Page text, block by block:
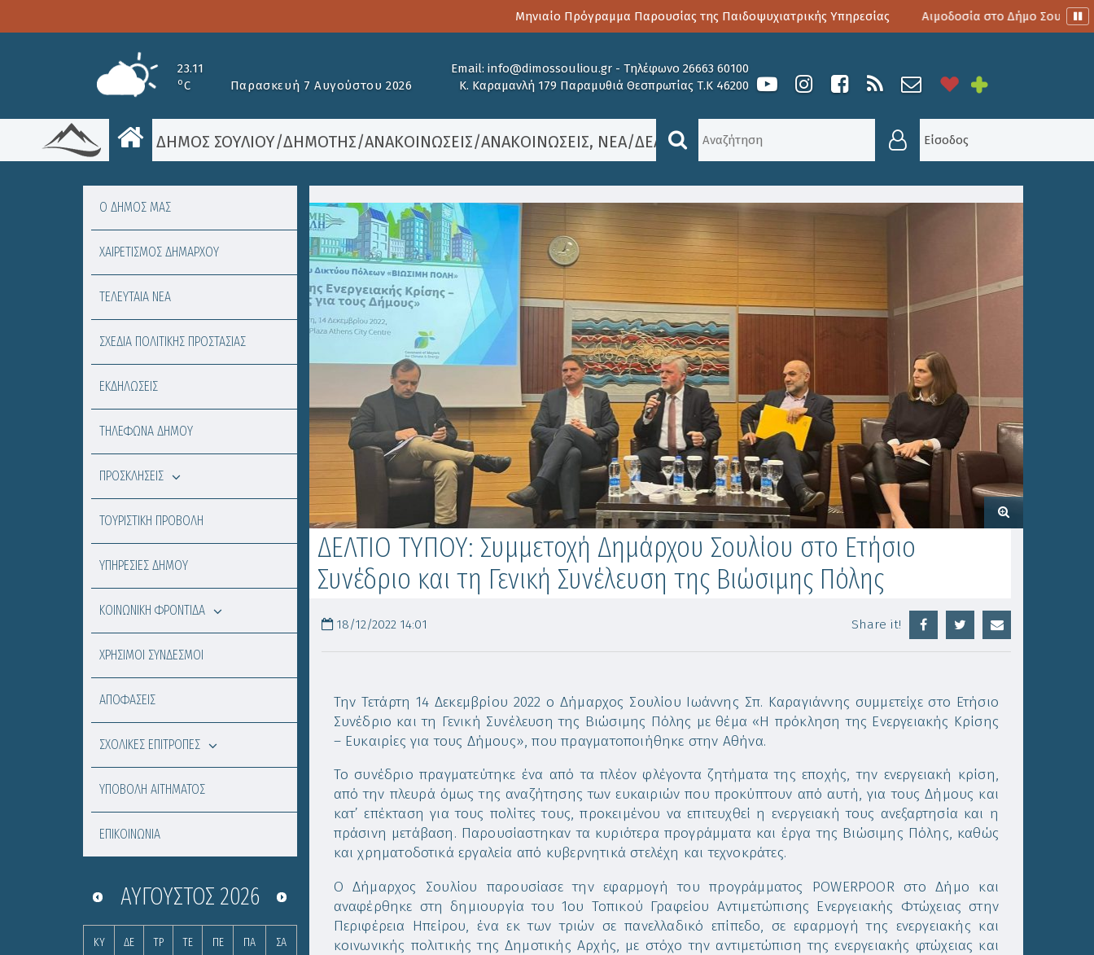
Μηνιαίο Πρόγραμμα Παρουσίας της Παιδοψυχιατρικής Υπηρεσίας Αιμοδοσία στο Δήμο Σουλίου
23.11
oC Παρασκευή 7 Αυγούστου 2026
Email: info@dimossouliou.gr - Τηλέφωνο 26663 60100
Κ. Καραμανλή 179 Παραμυθιά Θεσπρωτίας Τ.Κ 46200
ΔΗΜΟΣ ΣΟΥΛΙΟΥ/ΔΗΜΟΤΗΣ/ΑΝΑΚΟΙΝΏΣΕΙΣ/ΑΝΑΚΟΙΝΏΣΕΙΣ, ΝΈΑ/ΔΕΛΤΙΟ ΤΥΠΟΥ: ΣΥΜΜΕΤΟΧΉ ΔΗΜΆΡΧΟΥ ΣΟΥΛΊΟΥ ΣΤΟ ΕΤΉΣΙΟ
Είσοδος
ΔΕΛΤΙΟ ΤΥΠΟΥ: Συμμετοχή Δημάρχου Σουλίου στο Ετήσιο
Συνέδριο και τη Γενική Συνέλευση της Βιώσιμης Πόλης
18/12/2022 14:01 Share it!
Την Τετάρτη 14 Δεκεμβρίου 2022 ο Δήμαρχος Σουλίου Ιωάννης Σπ. Καραγιάννης συμμετείχε στο Ετήσιο
Συνέδριο και τη Γενική Συνέλευση της Βιώσιμης Πόλης με θέμα «Η πρόκληση της Ενεργειακής Κρίσης
– Ευκαιρίες για τους Δήμους», που πραγματοποιήθηκε στην Αθήνα.
Το συνέδριο πραγματεύτηκε ένα από τα πλέον φλέγοντα ζητήματα της εποχής, την ενεργειακή κρίση,
από την πλευρά όμως της αναζήτησης των ευκαιριών που προκύπτουν από αυτή, για τους Δήμους και
κατ’ επέκταση για τους πολίτες τους, προκειμένου να επιτευχθεί η ενεργειακή τους ανεξαρτησία και η
πράσινη μετάβαση. Παρουσίαστηκαν τα κυριότερα προγράμματα και έργα της Βιώσιμης Πόλης, καθώς
και χρηματοδοτικά εργαλεία από κυβερνητικά στελέχη και τεχνοκράτες.
Ο Δήμαρχος Σουλίου παρουσίασε την εφαρμογή του προγράμματος POWERPOOR στο Δήμο και
αναφέρθηκε στη δημιουργία του 1ου Τοπικού Γραφείου Αντιμετώπισης Ενεργειακής Φτώχειας στην
Περιφέρεια Ηπείρου, ένα εκ των τριών σε πανελλαδικό επίπεδο, σε εφαρμογή της ενεργειακής και
κοινωνικής πολιτικής της Δημοτικής Αρχής, με στόχο την αντιμετώπιση της ενεργειακής φτώχειας και
Ο ΔΗΜΟΣ ΜΑΣ
ΧΑΙΡΕΤΙΣΜΟΣ ΔΗΜΑΡΧΟΥ
ΤΕΛΕΥΤΑΙΑ ΝΕΑ
ΣΧΕΔΙΑ ΠΟΛΙΤΙΚΗΣ ΠΡΟΣΤΑΣΙΑΣ
ΕΚΔΗΛΩΣΕΙΣ
ΤΗΛΕΦΩΝΑ ΔΗΜΟΥ
ΠΡΟΣΚΛΗΣΕΙΣ
ΤΟΥΡΙΣΤΙΚΗ ΠΡΟΒΟΛΗ
ΥΠΗΡΕΣΙΕΣ ΔΗΜΟΥ
ΚΟΙΝΩΝΙΚΗ ΦΡΟΝΤΙΔΑ
ΧΡΗΣΙΜΟΙ ΣΥΝΔΕΣΜΟΙ
ΑΠΟΦΑΣΕΙΣ
ΣΧΟΛΙΚΕΣ ΕΠΙΤΡΟΠΕΣ
ΥΠΟΒΟΛΗ ΑΙΤΗΜΑΤΟΣ
ΕΠΙΚΟΙΝΩΝΙΑ
ΑΎΓΟΥΣΤΟΣ 2026
ΚΥ ΔΕ ΤΡ ΤΕ ΠΕ ΠΑ ΣΑ